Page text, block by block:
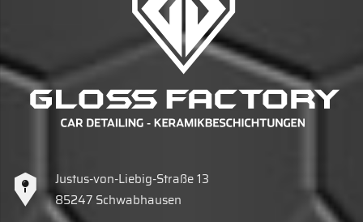
Justus-von-Liebig-Straße 13
85247 Schwabhausen